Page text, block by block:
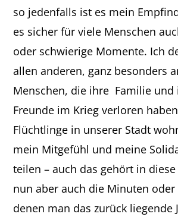
so jedenfalls ist es mein
es sicher für viele Menschen
oder schwierige Momente. Ich
allen anderen, ganz besonders
Menschen, die ihre Familie und
Freunde im Krieg verloren
Flüchtlinge in unserer Stadt
mein Mitgefühl und meine
teilen – auch das gehört in
nun aber auch die Minuten oder
denen man das zurück liegende